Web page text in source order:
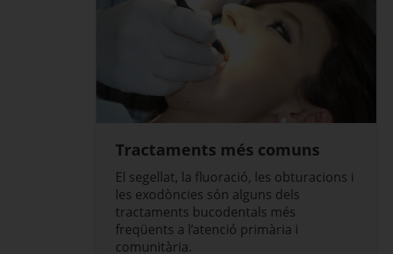
Tractaments més comuns
El segellat, la fluoració, les obturacions i
les exodòncies són alguns dels
tractaments bucodentals més
freqüents a l’atenció primària i
comunitària.